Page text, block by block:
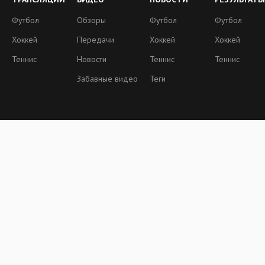
Футбол
Хоккей
Теннис
Обзоры
Передачи
Новости
Забавные видео
Футбол
Хоккей
Теннис
Теги
Футбол
Хоккей
Теннис